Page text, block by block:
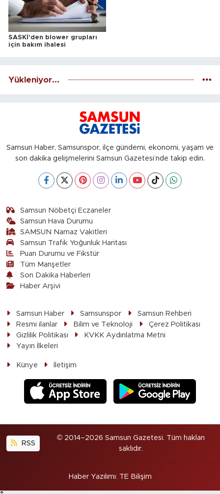
SASKİ'den blower grupları
için bakım ihalesi
Yükleniyor...
Samsun Haber, Samsunspor, ilçe gündemi, ekonomi, yaşam ve
son dakika gelişmelerini Samsun Gazetesi’nde takip edin.
Samsun Nöbetçi Eczaneler
Samsun Hava Durumu
SAMSUN Namaz Vakitleri
Samsun Trafik Yoğunluk Haritası
Puan Durumu ve Fikstür
Tüm Manşetler
Son Dakika Haberleri
Haber Arşivi
Samsun Haber Samsunspor
Samsun Rehberi
Resmi ilanlar
Bilim ve Teknoloji
Çerez Politikası
Gizlilik Politikası
KVKK Aydınlatma Metni
Yayın İlkeleri
Künye İletişim
RSS
© 2014–2026 Samsun Gazetesi. Tüm hakları
saklıdır.
Haber Yazılımı: TE Bilişim